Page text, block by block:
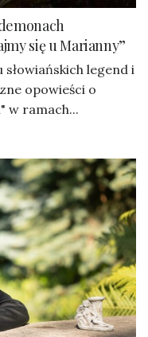
się u Marianny”
legend i
opowieści o
w ramach...